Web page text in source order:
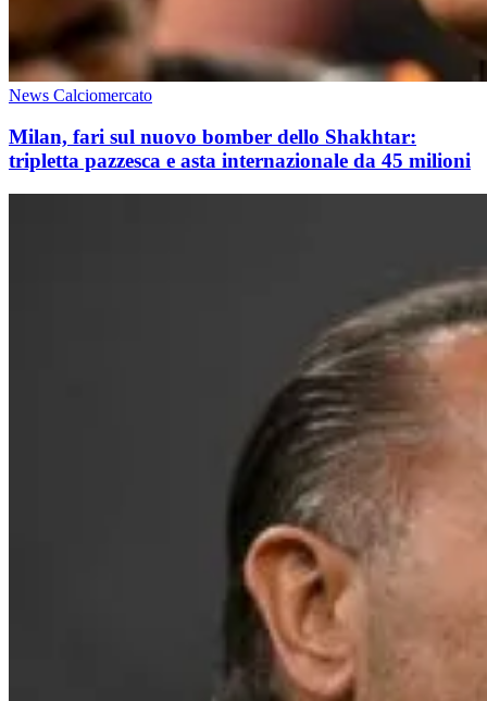
News Calciomercato
Milan, fari sul nuovo bomber dello Shakhtar:
tripletta pazzesca e asta internazionale da 45 milioni